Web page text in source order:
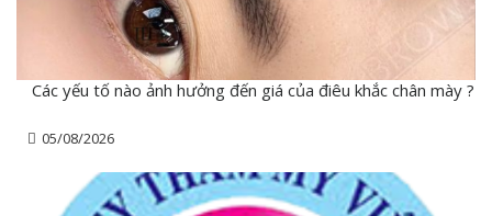
Các yếu tố nào ảnh hưởng đến giá của điêu khắc chân mày ?
05/08/2026